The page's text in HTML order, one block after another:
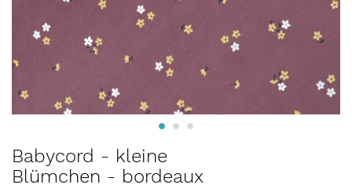
Zum
Anfang
der
Babycord - kleine
Blümchen - bordeaux